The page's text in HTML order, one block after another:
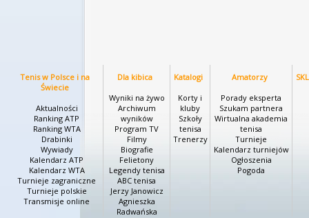
Tenis w Polsce i na
Świecie
Aktualności
Ranking ATP
Ranking WTA
Drabinki
Wywiady
Kalendarz ATP
Kalendarz WTA
Turnieje zagraniczne
Turnieje polskie
Transmisje online
Dla kibica
Wyniki na żywo
Archiwum
wyników
Program TV
Filmy
Biografie
Felietony
Legendy tenisa
ABC tenisa
Jerzy Janowicz
Agnieszka
Radwańska
Katalogi
Korty i
kluby
Szkoły
tenisa
Trenerzy
Amatorzy
Porady eksperta
Szukam partnera
Wirtualna akademia
tenisa
Turnieje
Kalendarz turniejów
Ogłoszenia
Pogoda